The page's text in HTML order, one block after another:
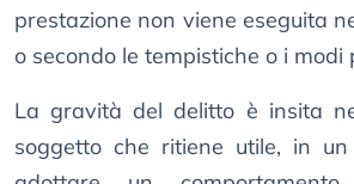
prestazione non viene eseguita
o secondo le tempistiche o i modi
La gravità del delitto è insita
soggetto che ritiene utile, in